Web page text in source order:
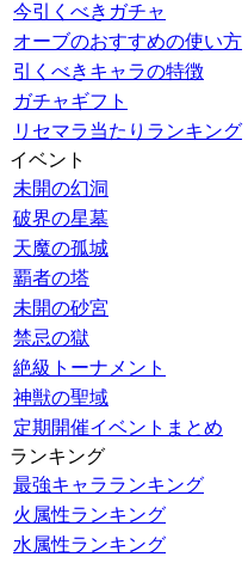
今引くべきガチャ
オーブのおすすめの使い方
引くべきキャラの特徴
ガチャギフト
リセマラ当たりランキング
イベント
未開の幻洞
破界の星墓
天魔の孤城
覇者の塔
未開の砂宮
禁忌の獄
絶級トーナメント
神獣の聖域
定期開催イベントまとめ
ランキング
最強キャラランキング
火属性ランキング
水属性ランキング